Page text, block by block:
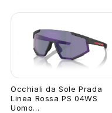
Occhiali da Sole Prada
Linea Rossa PS 04WS
Uomo...